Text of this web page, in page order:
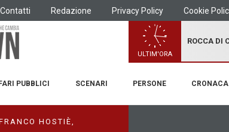
Contatti Redazione Privacy Policy Cookie
ULTIM'ORA
ROCCA DI
PUBBLICI SCENARI PERSONE CRONACA
HOSTIÈ,